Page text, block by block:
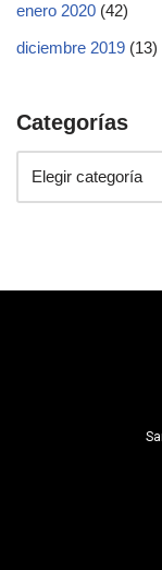
enero 2020 (42)
diciembre 2019 (13)
Categorías